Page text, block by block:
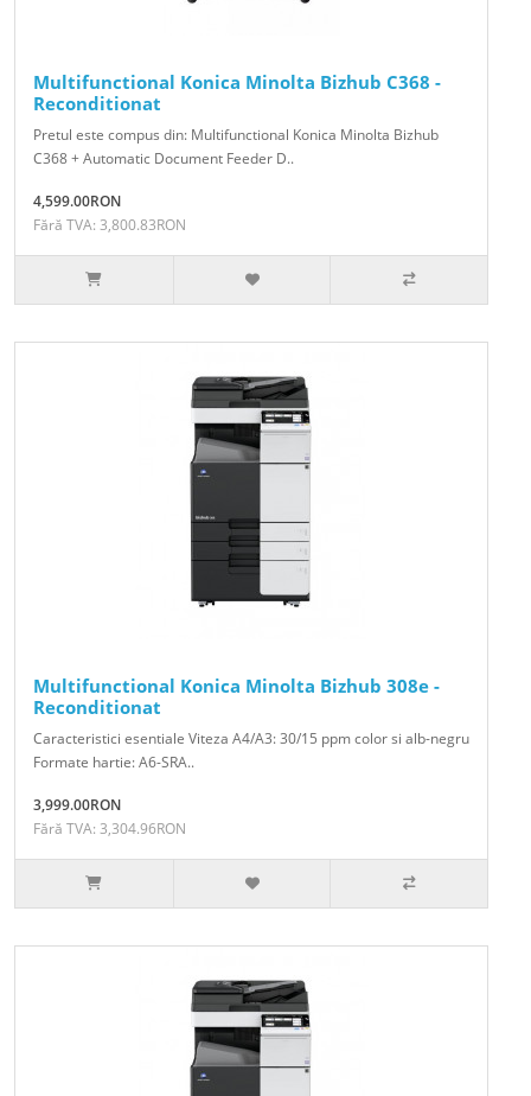
Multifunctional Konica Minolta Bizhub C368 -
Reconditionat
Pretul este compus din: Multifunctional Konica Minolta Bizhub
C368 + Automatic Document Feeder D..
4,599.00RON
Fără TVA: 3,800.83RON
Multifunctional Konica Minolta Bizhub 308e -
Reconditionat
Caracteristici esentiale Viteza A4/A3: 30/15 ppm color si alb-negru
Formate hartie: A6-SRA..
3,999.00RON
Fără TVA: 3,304.96RON